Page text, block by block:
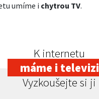
umíme i chytrou TV.
K internetu
máme i televizi
Vyzkoušejte si ji